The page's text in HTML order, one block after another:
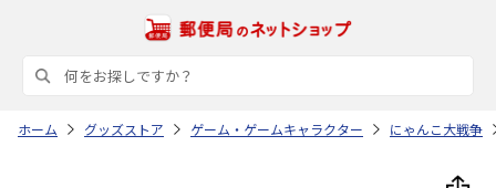
ホーム グッズストア ゲーム・ゲームキャラクター にゃんこ大戦争